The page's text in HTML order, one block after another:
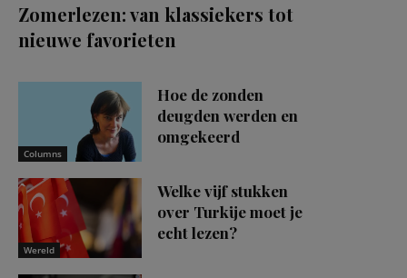
Zomerlezen: van klassiekers tot
nieuwe favorieten
Columns
Hoe de zonden
deugden werden en
omgekeerd
Wereld
Welke vijf stukken
over Turkije moet je
echt lezen?